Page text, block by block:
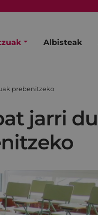
Albisteak
prebenitzeko
jarri